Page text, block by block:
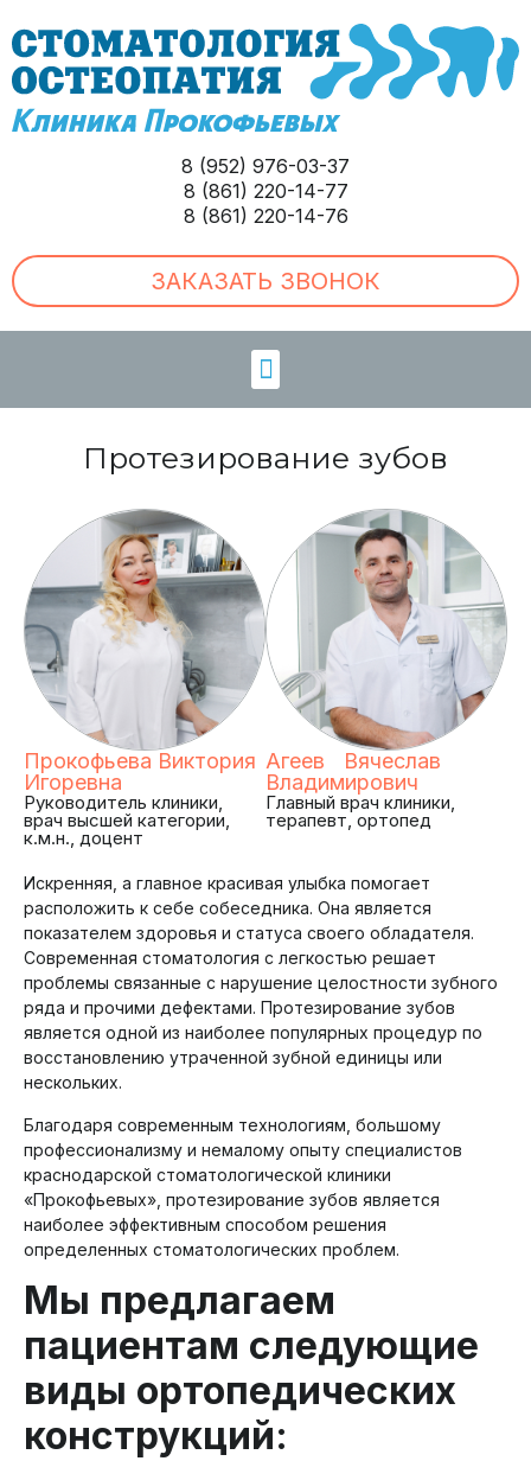
8 (952) 976-03-37
8 (861) 220-14-77
8 (861) 220-14-76
ЗАКАЗАТЬ ЗВОНОК
Протезирование зубов
Прокофьева Виктория
Игоревна
Руководитель клиники,
врач высшей категории,
к.м.н., доцент
Агеев Вячеслав
Владимирович
Главный врач клиники,
терапевт, ортопед
Искренняя, а главное красивая улыбка помогает
расположить к себе собеседника. Она является
показателем здоровья и статуса своего обладателя.
Современная стоматология с легкостью решает
проблемы связанные с нарушение целостности зубного
ряда и прочими дефектами. Протезирование зубов
является одной из наиболее популярных процедур по
восстановлению утраченной зубной единицы или
нескольких.
Благодаря современным технологиям, большому
профессионализму и немалому опыту специалистов
краснодарской стоматологической клиники
«Прокофьевых», протезирование зубов является
наиболее эффективным способом решения
определенных стоматологических проблем.
Мы предлагаем
пациентам следующие
виды ортопедических
конструкций: